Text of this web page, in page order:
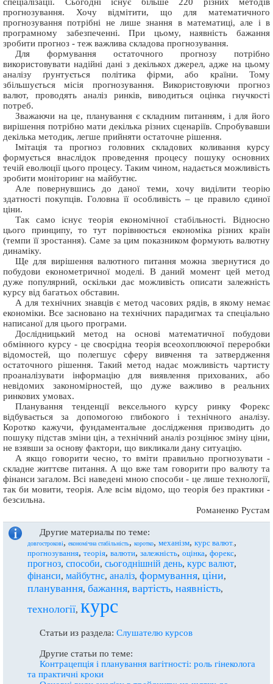
прогнозування. Хочу відмітити, що для математичного
прогнозування потрібні не лише знання в математиці, але і в
програмному забезпеченні. При цьому, наявність бажання
зробити прогноз - теж важлива складова прогнозування.
Для формування остаточного прогнозу потрібно
використовувати надійні дані з декількох джерел, адже на цьому
аналізу ґрунтується політика фірми, або країни. Тому
збільшується місія прогнозування. Використовуючи прогноз
валют, проводять аналіз ринків, виводиться оцінка гнучкості
потреб.
Зважаючи на це, планування є складним питанням, і для його
вирішення потрібно мати декілька різних сценаріїв. Спробувавши
декілька методик, легше прийняти остаточне рішення.
Імітація та прогноз головних складових коливання курсу
формується внаслідок проведення процесу пошуку основних
течій еволюції цього процесу. Таким чином, надається можливість
зробити моніторинг на майбутнє.
Але повернувшись до даної теми, хочу виділити теорію
здатності покупців. Головна її особливість – це правило єдиної
ціни.
Так само існує теорія економічної стабільності. Відносно
цього принципу, то тут порівнюється економіка різних країн
(темпи її зростання). Саме за цим показником формують валютну
динаміку.
Ще для вирішення валютного питання можна звернутися до
побудови економетричної моделі. В даний момент цей метод
дуже популярний, оскільки дає можливість описати залежність
курсу від багатьох обставин.
А для технічних знавців є метод часових рядів, в якому немає
економіки. Все засновано на технічних парадигмах та спеціально
написаної для цього програми.
Дослідницький метод на основі математичної побудови
обмінного курсу - це своєрідна теорія всеохоплюючої переробки
відомостей, що полегшує сферу вивчення та затвердження
остаточного рішення. Такий метод надає можливість чартисту
проаналізувати інформацію для виявлення прихованих, або
невідомих закономірностей, що дуже важливо в реальних
ринкових умовах.
Планування тенденції вексельного курсу ринку Форекс
відбувається за допомогою глибокого і технічного аналізу.
Коротко кажучи, фундаментальне дослідження призводить до
пошуку підстав зміни цін, а технічний аналіз розцінює зміну ціни,
не взявши за основу фактори, що викликали дану ситуацію.
А якщо говорити чесно, то вміти правильно прогнозувати -
складне життєве питання. А що вже там говорити про валюту та
фінанси загалом. Всі наведені мною способи - це лише технології,
так би мовити, теорія. Але всім відомо, що теорія без практики -
безсильна.
Романенко Рустам
Другие материалы по теме:
довгострокові, економічна стабільність, коротко, механізм, курс валют. ,
прогнозування, теорія, валюти, залежність, оцінка, форекс,
прогноз, способи, сьогоднішній день, курс валют,
фінанси, майбутнє, аналіз, формування, ціни,
планування, бажання, вартість, наявність,
технології, курс
Статьи из раздела: Слушателю курсов
Другие статьи по теме:
Контрацепція і планування вагітності: роль гінеколога
та практичні кроки